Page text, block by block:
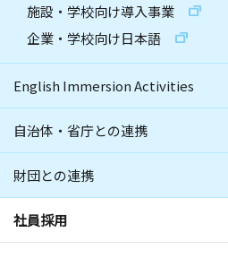
施設・学校向け導入事業
企業・学校向け日本語
English Immersion Activities
自治体・省庁との連携
財団との連携
社員採用